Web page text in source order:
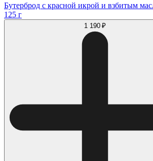
Бутерброд с красной икрой и взбитым
125 г
1 190 ₽